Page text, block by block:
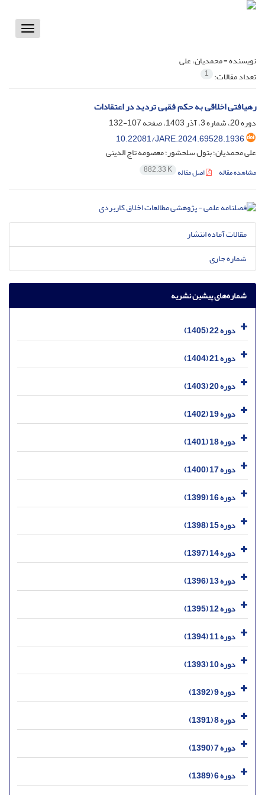
Toggle
نویسنده =محمدیان، علی
تعداد مقالات: 1
رهیافتی اخلاقی به حکم فقهی تردید در اعتقادات
دوره 20، شماره 3، آذر 1403، صفحه
107-132
10.22081/JARE.2024.69528.1936
علی محمدیان؛ بتول سلحشور؛ معصومه تاج الدینی
مشاهده مقاله اصل مقاله 882.33 K
مقالات آماده انتشار
شماره جاری
شماره‌های پیشین نشریه
دوره 22 (1405)
دوره 21 (1404)
دوره 20 (1403)
دوره 19 (1402)
دوره 18 (1401)
دوره 17 (1400)
دوره 16 (1399)
دوره 15 (1398)
دوره 14 (1397)
دوره 13 (1396)
دوره 12 (1395)
دوره 11 (1394)
دوره 10 (1393)
دوره 9 (1392)
دوره 8 (1391)
دوره 7 (1390)
دوره 6 (1389)